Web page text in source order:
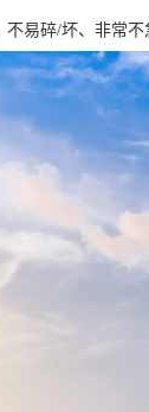
易碎/坏、非常不